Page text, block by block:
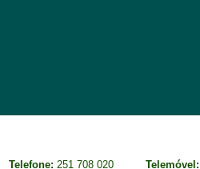
Telefone: 251 708 020 Telemóvel: